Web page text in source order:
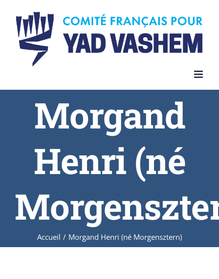
content
Morgand
Henri (né
Accueil / Morgand Henri (né Morgensztern)